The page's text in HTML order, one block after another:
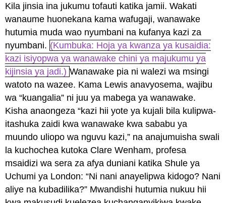
Kila jinsia ina jukumu tofauti katika jamii. Wakati
wanaume huonekana kama wafugaji, wanawake
hutumia muda wao nyumbani na kufanya kazi za
nyumbani. (Kumbuka: Hoja ya kwanza ya kusaidia:
kazi isiyopwa ya wanawake chini ya majukumu ya
kijinsia ya jadi.) Wanawake pia ni walezi wa msingi
watoto na wazee. Kama Lewis anavyosema, wajibu
wa “kuangalia” ni juu ya mabega ya wanawake.
Kisha anaongeza “kazi hii yote ya kujali bila kulipwa-
itashuka zaidi kwa wanawake kwa sababu ya
muundo uliopo wa nguvu kazi,” na anajumuisha swali
la kuchochea kutoka Clare Wenham, profesa
msaidizi wa sera za afya duniani katika Shule ya
Uchumi ya London: “Ni nani anayelipwa kidogo? Nani
aliye na kubadilika?” Mwandishi hutumia nukuu hii